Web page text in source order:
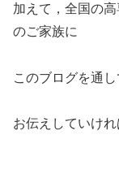
加えて，全国の
のご家族に
このブログを通
お伝えしていけれ